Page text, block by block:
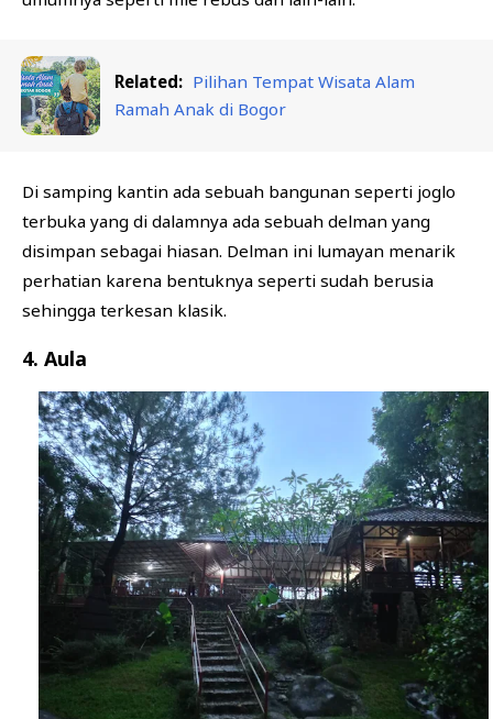
Related: Pilihan Tempat Wisata Alam
Ramah Anak di Bogor
Di samping kantin ada sebuah bangunan seperti joglo
terbuka yang di dalamnya ada sebuah delman yang
disimpan sebagai hiasan. Delman ini lumayan menarik
perhatian karena bentuknya seperti sudah berusia
sehingga terkesan klasik.
4. Aula